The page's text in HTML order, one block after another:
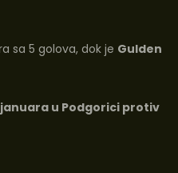
sa 5 golova, dok je Gulden
u Podgorici protiv